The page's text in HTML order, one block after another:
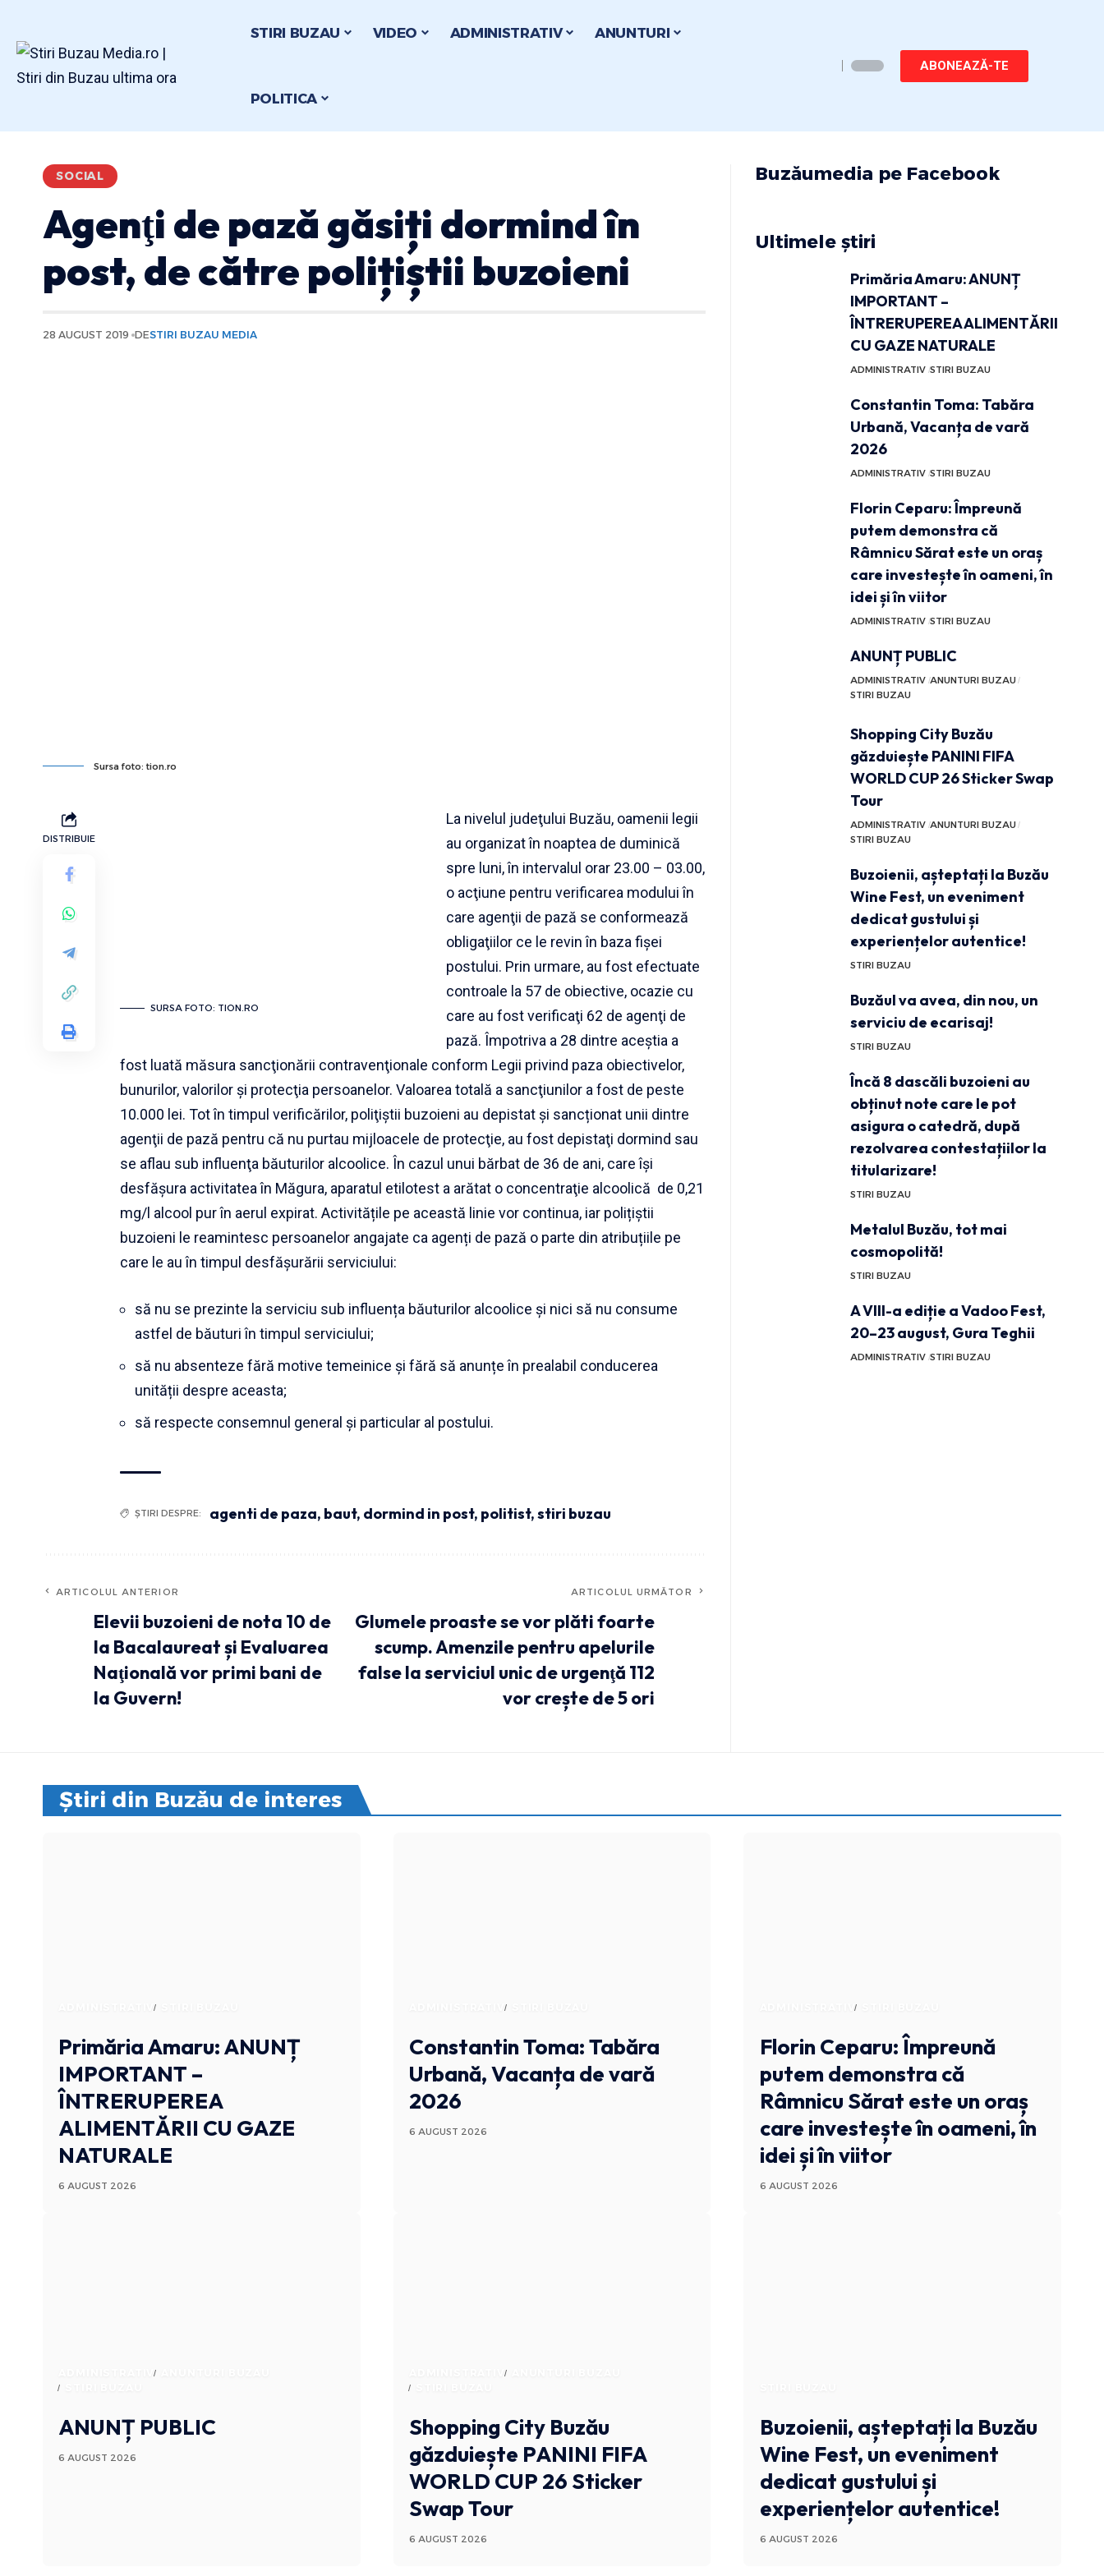
STIRI BUZAU VIDEO ADMINISTRATIV ANUNTURI
POLITICA
ABONEAZĂ-TE
SOCIAL
Agenţi de pază găsiți dormind în
post, de către polițiștii buzoieni
28 AUGUST 2019 DESTIRI BUZAU MEDIA
Sursa foto: tion.ro
DISTRIBUIE
SURSA FOTO: TION.RO
La nivelul judeţului Buzău, oamenii legii
au organizat în noaptea de duminică
spre luni, în intervalul orar 23.00 – 03.00,
o acţiune pentru verificarea modului în
care agenţii de pază se conformează
obligaţiilor ce le revin în baza fişei
postului. Prin urmare, au fost efectuate
controale la 57 de obiective, ocazie cu
care au fost verificaţi 62 de agenţi de
pază. Împotriva a 28 dintre aceştia a
fost luată măsura sancţionării contravenţionale conform Legii privind paza obiectivelor,
bunurilor, valorilor şi protecţia persoanelor. Valoarea totală a sancţiunilor a fost de peste
10.000 lei. Tot în timpul verificărilor, poliţiştii buzoieni au depistat și sancționat unii dintre
agenţii de pază pentru că nu purtau mijloacele de protecţie, au fost depistaţi dormind sau
se aflau sub influenţa băuturilor alcoolice. În cazul unui bărbat de 36 de ani, care își
desfășura activitatea în Măgura, aparatul etilotest a arătat o concentraţie alcoolică de 0,21
mg/l alcool pur în aerul expirat. Activitățile pe această linie vor continua, iar polițiștii
buzoieni le reamintesc persoanelor angajate ca agenți de pază o parte din atribuțiile pe
care le au în timpul desfășurării serviciului:
să nu se prezinte la serviciu sub influența băuturilor alcoolice și nici să nu consume
astfel de băuturi în timpul serviciului;
să nu absenteze fără motive temeinice și fără să anunțe în prealabil conducerea
unității despre aceasta;
să respecte consemnul general și particular al postului.
ȘTIRI DESPRE: agenti de paza, baut, dormind in post, politist,stiri buzau
ARTICOLUL ANTERIOR
Elevii buzoieni de nota 10 de
la Bacalaureat și Evaluarea
Naţională vor primi bani de
la Guvern!
ARTICOLUL URMĂTOR
Glumele proaste se vor plăti foarte
scump. Amenzile pentru apelurile
false la serviciul unic de urgenţă 112
vor crește de 5 ori
Buzăumedia pe Facebook
Ultimele știri
Primăria Amaru: ANUNȚ
IMPORTANT –
ÎNTRERUPEREA ALIMENTĂRII
CU GAZE NATURALE
ADMINISTRATIV STIRI BUZAU
Constantin Toma: Tabăra
Urbană, Vacanța de vară
2026
ADMINISTRATIV STIRI BUZAU
Florin Ceparu: Împreună
putem demonstra că
Râmnicu Sărat este un oraș
care investește în oameni, în
idei și în viitor
ADMINISTRATIV STIRI BUZAU
ANUNȚ PUBLIC
ADMINISTRATIV ANUNTURI BUZAU
STIRI BUZAU
Shopping City Buzău
găzduiește PANINI FIFA
WORLD CUP 26 Sticker Swap
Tour
ADMINISTRATIV ANUNTURI BUZAU
STIRI BUZAU
Buzoienii, așteptați la Buzău
Wine Fest, un eveniment
dedicat gustului și
experiențelor autentice!
STIRI BUZAU
Buzăul va avea, din nou, un
serviciu de ecarisaj!
STIRI BUZAU
Încă 8 dascăli buzoieni au
obținut note care le pot
asigura o catedră, după
rezolvarea contestațiilor la
titularizare!
STIRI BUZAU
Metalul Buzău, tot mai
cosmopolită!
STIRI BUZAU
A VIII-a ediție a Vadoo Fest,
20–23 august, Gura Teghii
ADMINISTRATIV STIRI BUZAU
Știri din Buzău de interes
ADMINISTRATIV
Primăria Amaru: ANUNȚ
IMPORTANT –
ÎNTRERUPEREA
ALIMENTĂRII CU GAZE
NATURALE
6 AUGUST 2026
ADMINISTRATIV
Constantin Toma: Tabăra
Urbană, Vacanța de vară
2026
6 AUGUST 2026
ADMINISTRATIV
Florin Ceparu: Împreună
putem demonstra că
Râmnicu Sărat este un oraș
care investește în oameni, în
idei și în viitor
6 AUGUST 2026
ADMINISTRATIV
ANUNȚ PUBLIC
6 AUGUST 2026
ADMINISTRATIV
Shopping City Buzău
găzduiește PANINI FIFA
WORLD CUP 26 Sticker
Swap Tour
6 AUGUST 2026
Buzoienii, așteptați la Buzău
Wine Fest, un eveniment
dedicat gustului și
experiențelor autentice!
6 AUGUST 2026